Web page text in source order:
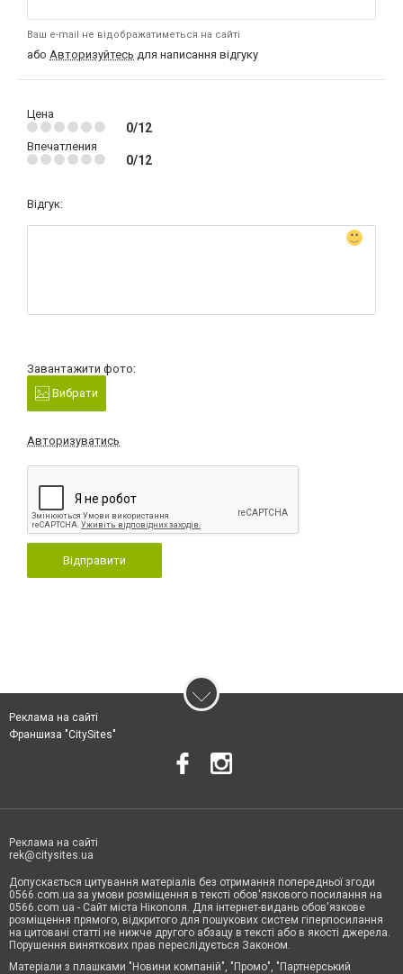
Ваш e-mail не відображатиметься на сайті
або Авторизуйтесь для написання відгуку
Цена
0/12
Впечатления
0/12
Відгук:
Завантажити фото:
Вибрати
Авторизуватись
Відправити
Реклама на сайті
Франшиза "CitySites"
Реклама на сайті
rek@citysites.ua
Допускається цитування матеріалів без отримання попередньої згоди
0566.com.ua за умови розміщення в тексті обов'язкового посилання на
0566.com.ua - Сайт міста Нікополя. Для інтернет-видань обов'язкове
розміщення прямого, відкритого для пошукових систем гіперпосилання
на цитовані статті не нижче другого абзацу в тексті або в якості джерела.
Порушення виняткових прав переслідується Законом.
Матеріали з плашками "Новини компаній", "Промо", "Партнерський